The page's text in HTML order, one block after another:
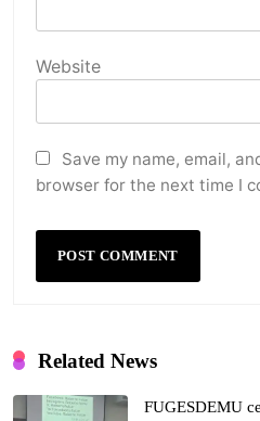
Website
Save my name, email,
browser for the next time I
Related News
FUGESDEMU